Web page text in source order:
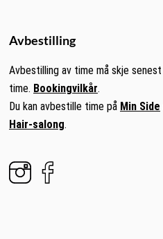
Avbestilling
Avbestilling av time må skje
time. Bookingvilkår.
Du kan avbestille time på Min Side
Hair-salong.